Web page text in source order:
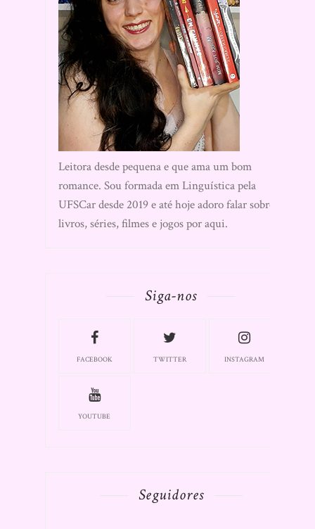
Leitora desde pequena e que ama um bom
romance. Sou formada em Linguística pela
UFSCar desde 2019 e até hoje adoro falar sobre
livros, séries, filmes e jogos por aqui.
Siga-nos
FACEBOOK TWITTER INSTAGRAM
YOUTUBE
Seguidores